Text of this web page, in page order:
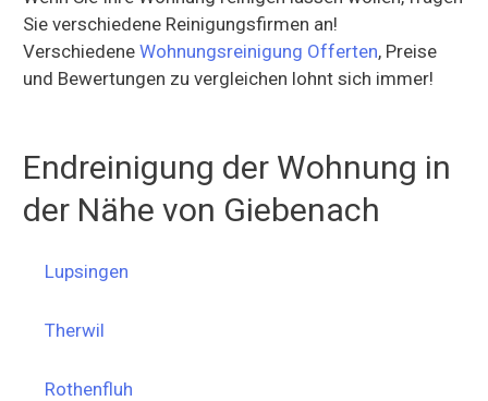
Sie verschiedene Reinigungsfirmen an!
Verschiedene Wohnungsreinigung Offerten, Preise
und Bewertungen zu vergleichen lohnt sich immer!
Endreinigung der Wohnung in
der Nähe von Giebenach
Lupsingen
Therwil
Rothenfluh